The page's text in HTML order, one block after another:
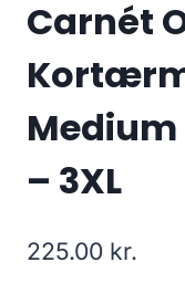
Carnét
– 3XL
225.00 kr.